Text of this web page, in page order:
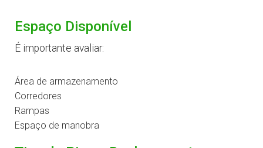
Espaço Disponível
É importante avaliar:
Área de armazenamento
Corredores
Rampas
Espaço de manobra